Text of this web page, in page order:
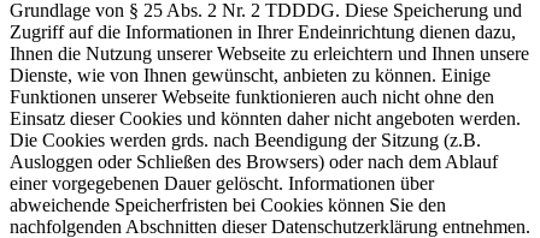
Grundlage von § 25 Abs. 2 Nr. 2 TDDDG. Diese Speicherung und
Zugriff auf die Informationen in Ihrer Endeinrichtung dienen dazu,
Ihnen die Nutzung unserer Webseite zu erleichtern und Ihnen unsere
Dienste, wie von Ihnen gewünscht, anbieten zu können. Einige
Funktionen unserer Webseite funktionieren auch nicht ohne den
Einsatz dieser Cookies und könnten daher nicht angeboten werden.
Die Cookies werden grds. nach Beendigung der Sitzung (z.B.
Ausloggen oder Schließen des Browsers) oder nach dem Ablauf
einer vorgegebenen Dauer gelöscht. Informationen über
abweichende Speicherfristen bei Cookies können Sie den
nachfolgenden Abschnitten dieser Datenschutzerklärung entnehmen.